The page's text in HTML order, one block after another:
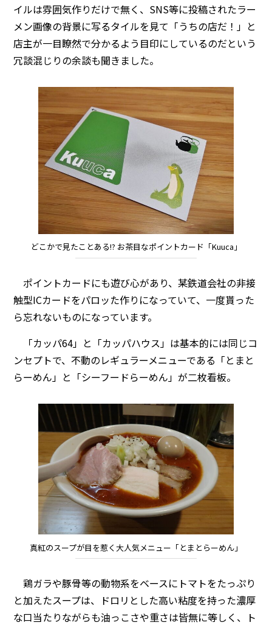
イルは雰囲気作りだけで無く、SNS等に投稿されたラー
メン画像の背景に写るタイルを見て「うちの店だ！」と
店主が一目瞭然で分かるよう目印にしているのだという
冗談混じりの余談も聞きました。
どこかで見たことある!? お茶目なポイントカード「Kuuca」
ポイントカードにも遊び心があり、某鉄道会社の非接
触型ICカードをパロッた作りになっていて、一度貰った
ら忘れないものになっています。
「カッパ64」と「カッパハウス」は基本的には同じコ
ンセプトで、不動のレギュラーメニューである「とまと
らーめん」と「シーフードらーめん」が二枚看板。
真紅のスープが目を惹く大人気メニュー「とまとらーめん」
鶏ガラや豚骨等の動物系をベースにトマトをたっぷり
と加えたスープは、ドロリとした高い粘度を持った濃厚
な口当たりながらも油っこさや重さは皆無に等しく、ト